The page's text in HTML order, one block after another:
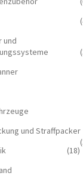
und
und Straffpacker
(18)